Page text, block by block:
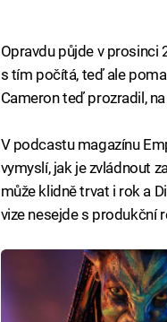
Opravdu půjde v prosinci
s tím počítá, teď ale
Cameron teď prozradil,
V podcastu magazínu
vymyslí, jak je zvládnout
může klidně trvat i rok a
vize nesejde s produkční